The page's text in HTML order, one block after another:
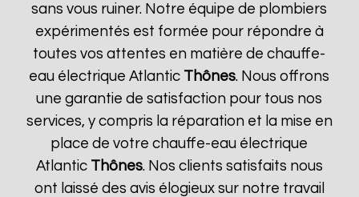
sans vous ruiner. Notre équipe de plombiers
expérimentés est formée pour répondre à
toutes vos attentes en matière de chauffe-
eau électrique Atlantic Thônes. Nous offrons
une garantie de satisfaction pour tous nos
services, y compris la réparation et la mise en
place de votre chauffe-eau électrique
Atlantic Thônes. Nos clients satisfaits nous
ont laissé des avis élogieux sur notre travail